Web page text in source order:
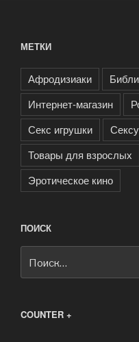
МЕТКИ
Афродизиаки
Интернет-магазин
Секс игрушки
Товары для взрослых
Эротическое кино
ПОИСК
COUNTER +